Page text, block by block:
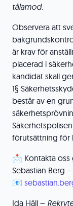
tålamod.
Observera att
är krav för
placerad i
kandidat skall
1§
består av en
förutsättning för
📩 Kontakta oss
Sebastian Berg –
📧
Ida Häll –